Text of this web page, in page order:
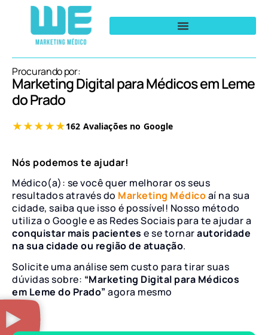
Procurando por:
Marketing Digital para Médicos em Leme
do Prado
Nós podemos te ajudar!
Médico(a): se você quer melhorar os seus
resultados através do Marketing Médicoaí na sua
cidade, saiba que isso é possível! Nosso método
utiliza o Google e as Redes Sociais para te ajudar a
conquistar mais pacientes e se tornarautoridade
na sua cidade ou região de atuação.
Solicite uma análise sem custo para tirar suas
dúvidas sobre: “Marketing Digital para Médicos
em Leme do Prado” agora mesmo